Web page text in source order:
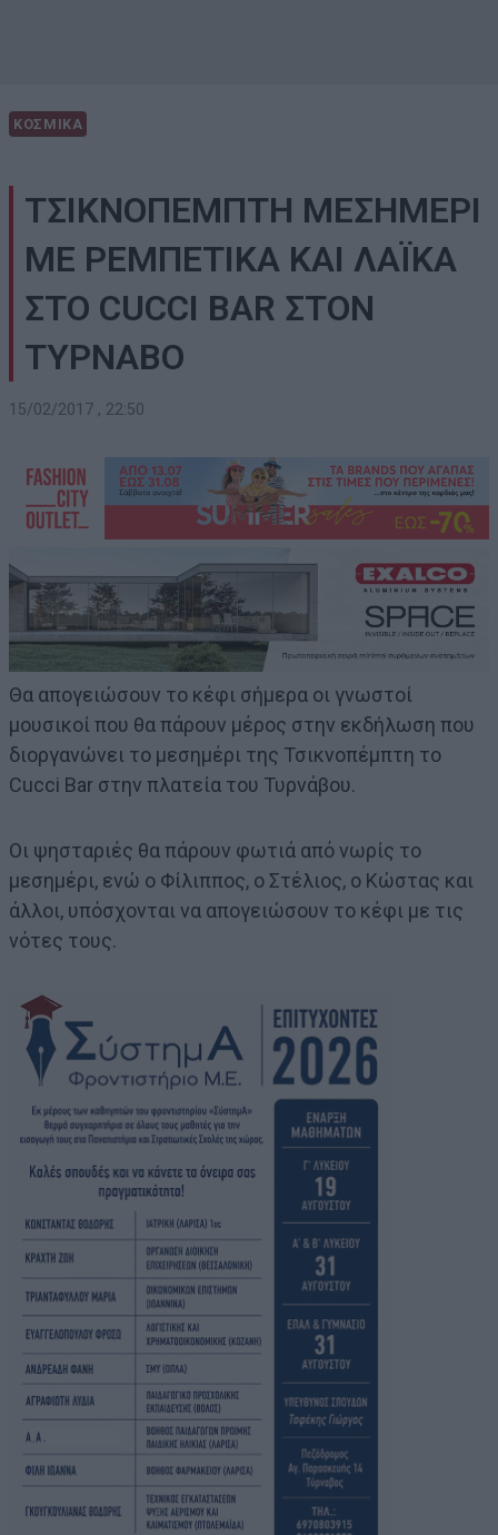
ΚΟΣΜΙΚΑ
ΤΣΙΚΝΟΠΕΜΠΤΗ ΜΕΣΗΜΕΡΙ
ΜΕ ΡΕΜΠΕΤΙΚΑ ΚΑΙ ΛΑΪΚΑ
ΣΤΟ CUCCI BAR ΣΤΟΝ
ΤΥΡΝΑΒΟ
15/02/2017 , 22:50
Θα απογειώσουν το κέφι σήμερα οι γνωστοί
μουσικοί που θα πάρουν μέρος στην εκδήλωση που
διοργανώνει το μεσημέρι της Τσικνοπέμπτη το
Cucci Bar στην πλατεία του Τυρνάβου.
Οι ψησταριές θα πάρουν φωτιά από νωρίς το
μεσημέρι, ενώ ο Φίλιππος, ο Στέλιος, ο Κώστας και
άλλοι, υπόσχονται να απογειώσουν το κέφι με τις
νότες τους.